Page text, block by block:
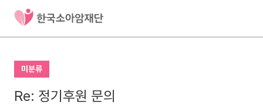
미분류
Re: 정기후원 문의